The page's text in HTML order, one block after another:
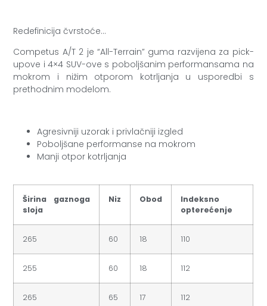
Redefinicija čvrstoće…
Competus A/T 2 je “All-Terrain” guma razvijena za pick-
upove i 4×4 SUV-ove s poboljšanim performansama na
mokrom i nižim otporom kotrljanja u usporedbi s
prethodnim modelom.
Agresivniji uzorak i privlačniji izgled
Poboljšane performanse na mokrom
Manji otpor kotrljanja
Širina gaznoga
sloja
Niz Obod
Indeksno
opterećenje
265 60 18 110
255 60 18 112
265 65 17 112